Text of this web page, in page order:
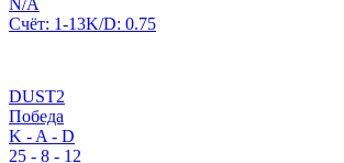
Счёт: 1-13K/D: 0.75
DUST2
Победа
K - A - D
25 - 8 - 12